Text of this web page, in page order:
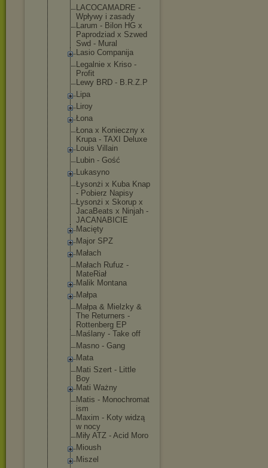
LACOCAMADRE -
Wpływy i zasady
Larum - Bilon HG x
Paprodziad x Szwed
Swd - Mural
Lasio Companija
Legalnie x Kriso -
Profit
Lewy BRD - B.R.Z.P
Lipa
Liroy
Łona
Łona x Konieczny x
Krupa - TAXI Deluxe
Louis Villain
Lubin - Gość
Lukasyno
Łysonżi x Kuba Knap
- Pobierz Napisy
Łysonżi x Skorup x
JacaBeats x Ninjah -
JACANABICIE
Macięty
Major SPZ
Małach
Małach Rufuz -
MateRiał
Malik Montana
Małpa
Małpa & Mielzky &
The Returners -
Rottenberg EP
Maślany - Take off
Masno - Gang
Mata
Mati Szert - Little
Boy
Mati Ważny
Matis - Monochromat
ism
Maxim - Koty widzą
w nocy
Miły ATZ - Acid Moro
Mioush
Miszel